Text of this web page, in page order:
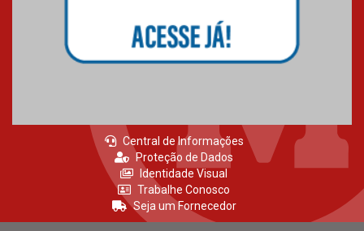
Central de Informações
Proteção de Dados
Identidade Visual
Trabalhe Conosco
Seja um Fornecedor